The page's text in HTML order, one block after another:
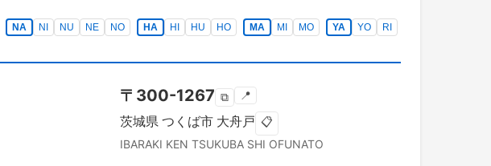
NA NI NU NE NO HA HI HU HO MA MI MO YA YO
RI
〒 300-1267 ⧉ 📍
茨城県 つくば市 大舟戸 📋
IBARAKI KEN TSUKUBA SHI OFUNATO